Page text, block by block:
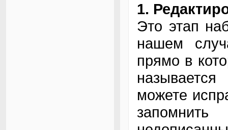
1.
Это этап
нашем
прямо в
можете